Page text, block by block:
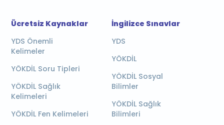
Ücretsiz Kaynaklar
YDS Önemli
Kelimeler
YÖKDİL Soru Tipleri
YÖKDİL Sağlık
Kelimeleri
YÖKDİL Fen Kelimeleri
İngilizce Sınavlar
YDS
YÖKDİL
YÖKDİL Sosyal
Bilimler
YÖKDİL Sağlık
Bilimleri